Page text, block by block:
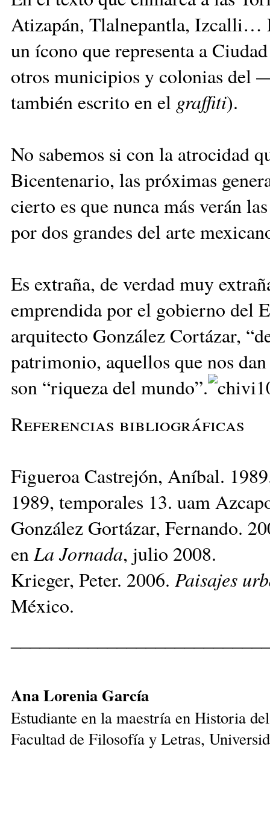
Atizapán, Tlalnepantla, Izcalli…
un ícono que representa a
otros municipios y colonias del
también escrito en el graffiti).
No sabemos si con la atrocidad
Bicentenario, las próximas
cierto es que nunca más verán
por dos grandes del arte
Es extraña, de verdad muy
emprendida por el gobierno del
arquitecto González Cortázar,
patrimonio, aquellos que nos
son “riqueza del mundo”.
Referencias bibliográficas
Figueroa Castrejón, Aníbal.
1989, temporales 13. uam
González Gortázar, Fernando.
enLa Jornada, julio 2008.
Krieger, Peter. 2006. Paisajes
México.
Ana Lorenia García
Estudiante en la maestría en Historia
Facultad de Filosofía y Letras,